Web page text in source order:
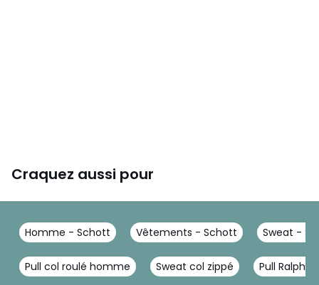
Craquez aussi pour
Homme - Schott Vêtements - Schott Sweat -
Pull col roulé homme Sweat col zippé Pull Ralph